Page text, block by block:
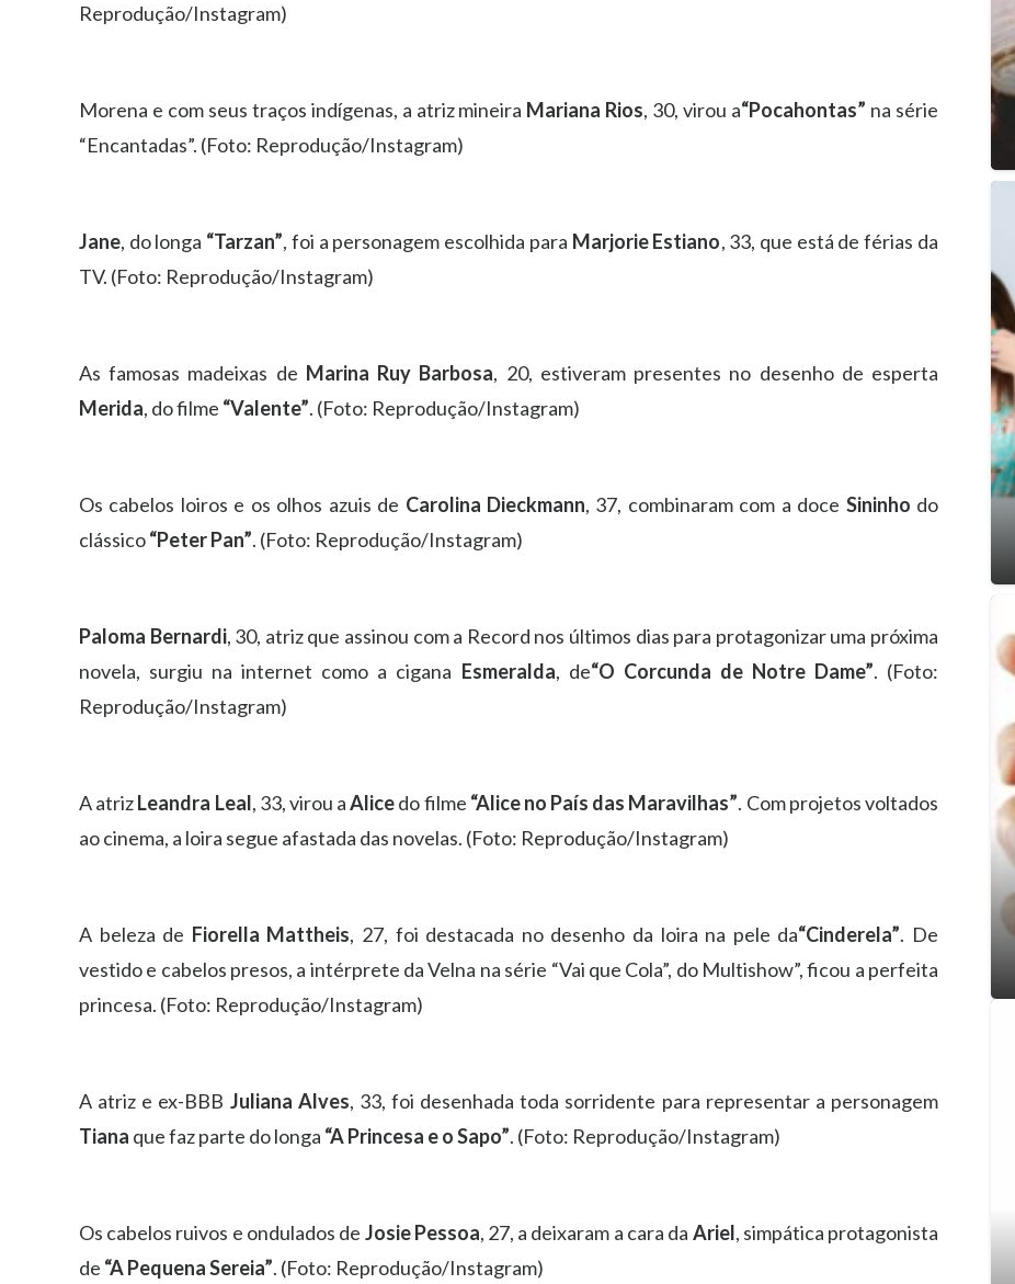
Reprodução/Instagram)
Morena e com seus traços indígenas, a atriz mineira Mariana Rios, 30, virou a“Pocahontas” na série
“Encantadas”. (Foto: Reprodução/Instagram)
Jane, do longa “Tarzan”, foi a personagem escolhida para Marjorie Estiano, 33, que está de férias da
TV. (Foto: Reprodução/Instagram)
As famosas madeixas de Marina Ruy Barbosa, 20, estiveram presentes no desenho de esperta
Merida, do filme “Valente”. (Foto: Reprodução/Instagram)
Os cabelos loiros e os olhos azuis de Carolina Dieckmann, 37, combinaram com a doce Sininho do
clássico“Peter Pan”. (Foto: Reprodução/Instagram)
Paloma Bernardi, 30, atriz que assinou com a Record nos últimos dias para protagonizar uma próxima
novela, surgiu na internet como a cigana Esmeralda, de“O Corcunda de Notre Dame”. (Foto:
Reprodução/Instagram)
A atrizLeandra Leal, 33, virou aAlicedo filme “Alice no País das Maravilhas”. Com projetos voltados
ao cinema, a loira segue afastada das novelas. (Foto: Reprodução/Instagram)
A beleza de Fiorella Mattheis, 27, foi destacada no desenho da loira na pele da“Cinderela”. De
vestido e cabelos presos, a intérprete da Velna na série “Vai que Cola”, do Multishow”, ficou a perfeita
princesa. (Foto: Reprodução/Instagram)
A atriz e ex-BBB Juliana Alves, 33, foi desenhada toda sorridente para representar a personagem
Tiana que faz parte do longa “A Princesa e o Sapo”. (Foto: Reprodução/Instagram)
Os cabelos ruivos e ondulados de Josie Pessoa, 27, a deixaram a cara da Ariel, simpática protagonista
de “A Pequena Sereia”. (Foto: Reprodução/Instagram)